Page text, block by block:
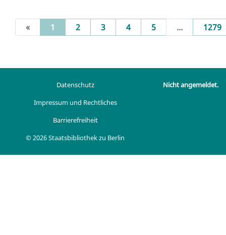
« 1 (current)
2 3 4 5 ... 1279
Datenschutz
Impressum und Rechtliches
Barrierefreiheit
© 2026 Staatsbibliothek zu Berlin
Nicht angemeldet.